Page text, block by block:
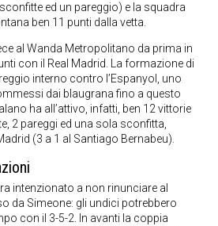
ed un pareggio) e la squadra
ben 11 punti dalla vetta.
al Wanda Metropolitano da prima in
con il Real Madrid. La formazione di
interno contro l’Espanyol, uno
dai blaugrana fino a questo
ha all’attivo, infatti, ben 12 vittorie
2 pareggi ed una sola sconfitta,
(3 a 1 al Santiago Bernabeu).
intenzionato a non rinunciare al
da Simeone: gli undici potrebbero
con il 3-5-2. In avanti la coppia